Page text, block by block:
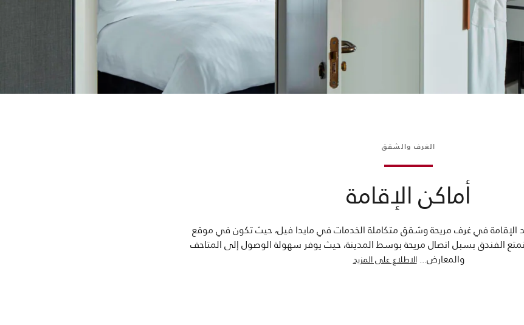
الغرف والشقق
أماكن الإقامة
الإقامة في غرف مريحة وشقق متكاملة الخدمات في مايدا فيل، حيث تكون في موقع
الفندق بسبل اتصال مريحة بوسط المدينة، حيث يوفر سهولة الوصول إلى المتاحف
والمعارض... الاطلاع على المزيد